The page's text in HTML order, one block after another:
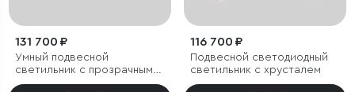
131 700 ₽
Умный подвесной
светильник с прозрачным
хрусталем
116 700 ₽
Подвесной светодиодный
светильник с хрусталем